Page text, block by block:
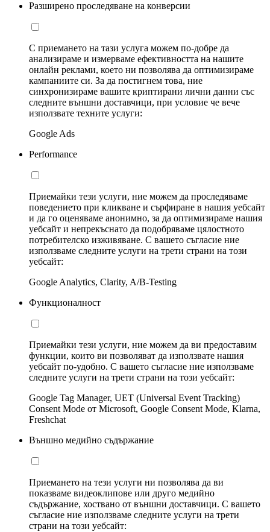
Разширено проследяване на конверсии
С приемането на тази услуга можем по-добре да
анализираме и измерваме ефективността на нашите
онлайн реклами, което ни позволява да оптимизираме
кампаниите си. За да постигнем това, ние
синхронизираме вашите криптирани лични данни със
следните външни доставчици, при условие че вече
използвате техните услуги:
Google Ads
Performance
Приемайки тези услуги, ние можем да проследяваме
поведението при кликване и сърфиране в нашия уебсайт
и да го оценяваме анонимно, за да оптимизираме нашия
уебсайт и непрекъснато да подобряваме цялостното
потребителско изживяване. С вашето съгласие ние
използваме следните услуги на трети страни на този
уебсайт:
Google Analytics, Clarity, A/B-Testing
Функционалност
Приемайки тези услуги, ние можем да ви предоставим
функции, които ви позволяват да използвате нашия
уебсайт по-удобно. С вашето съгласие ние използваме
следните услуги на трети страни на този уебсайт:
Google Tag Manager, UET (Universal Event Tracking)
Consent Mode от Microsoft, Google Consent Mode, Klarna,
Freshchat
Външно медийно съдържание
Приемането на тези услуги ни позволява да ви
показваме видеоклипове или друго медийно
съдържание, хоствано от външни доставчици. С вашето
съгласие ние използваме следните услуги на трети
страни на този уебсайт: